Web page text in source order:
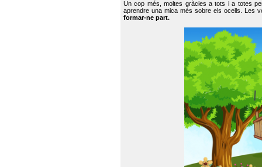
Un cop més, moltes gràcies a tots i a totes
aprendre una mica més sobre els ocells. Les
formar-ne part.